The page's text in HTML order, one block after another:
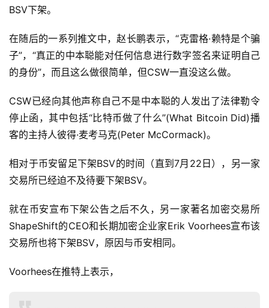
BSV下架。
在随后的一系列推文中，赵长鹏表示，“克雷格·赖特是个骗
子”，“真正的中本聪能对任何信息进行数字签名来证明自己
的身份”，而且这么做很简单，但CSW一直没这么做。
CSW已经向其他声称自己不是中本聪的人发出了法律勒令
停止函，其中包括“比特币做了什么”(What Bitcoin Did)播
客的主持人彼得·麦考马克(Peter McCormack)。
相对于币安留足下架BSV的时间（直到7月22日），另一家
交易所已经迫不及待要下架BSV。
就在币安宣布下架公告之后不久，另一家著名加密交易所
ShapeShift的CEO和长期加密企业家Erik Voorhees宣布该
交易所也将下架BSV，原因与币安相同。
Voorhees在推特上表示，